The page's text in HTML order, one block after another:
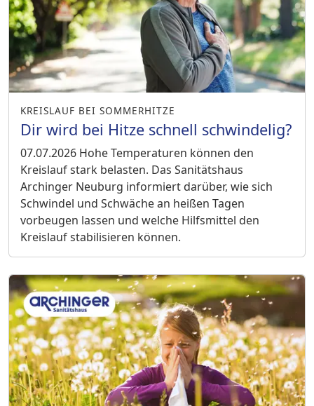
KREISLAUF BEI SOMMERHITZE
Dir wird bei Hitze schnell schwindelig?
07.07.2026 Hohe Temperaturen können den
Kreislauf stark belasten. Das Sanitätshaus
Archinger Neuburg informiert darüber, wie sich
Schwindel und Schwäche an heißen Tagen
vorbeugen lassen und welche Hilfsmittel den
Kreislauf stabilisieren können.